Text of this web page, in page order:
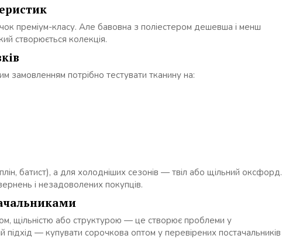
преміум-класу. Але бавовна з поліестером дешевша і менш
створюється колекція.
потрібно тестувати тканину на:
батист), а для холодніших сезонів — твіл або щільний оксфорд.
і незадоволених покупців.
щільністю або структурою — це створює проблеми у
підхід — купувати сорочкова оптом у перевірених постачальників